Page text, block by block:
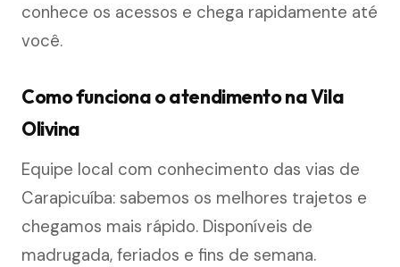
conhece os acessos e chega rapidamente até
você.
Como funciona o atendimento na Vila
Olivina
Equipe local com conhecimento das vias de
Carapicuíba: sabemos os melhores trajetos e
chegamos mais rápido. Disponíveis de
madrugada, feriados e fins de semana.